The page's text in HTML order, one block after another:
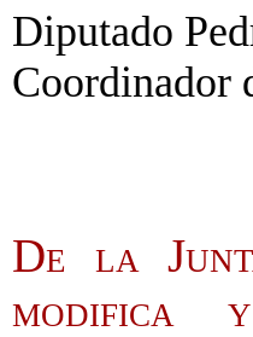
Diputado
Coordinador
De la